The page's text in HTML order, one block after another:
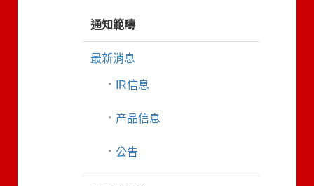
通知範疇
最新消息
IR信息
产品信息
公告